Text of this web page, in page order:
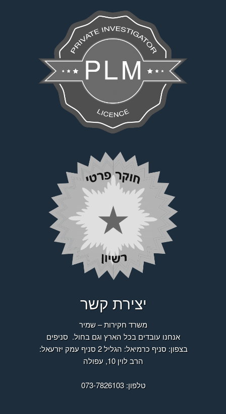
יצירת קשר
משרד חקירות – שמיר
אנחנו עובדים בכל הארץ וגם בחול. סניפים
בצפון: סניף כרמיאל: הגליל 2 סניף עמק יזרעאל:
הרב לוין 10, עפולה
טלפון: 073-7826103